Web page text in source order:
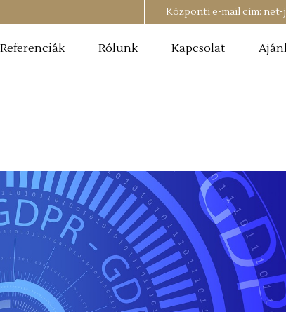
Központi e-mail cím: net-
Referenciák Rólunk Kapcsolat